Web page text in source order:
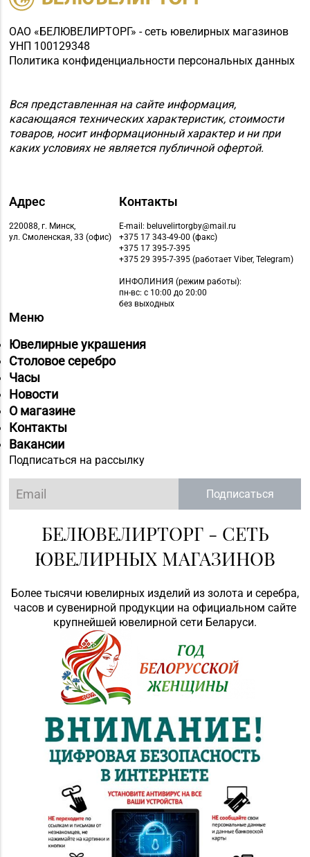
ОАО «БЕЛЮВЕЛИРТОРГ» - сеть ювелирных магазинов
УНП 100129348
Политика конфиденциальности персональных данных
Вся представленная на сайте информация,
касающаяся технических характеристик, стоимости
товаров, носит информационный характер и ни при
каких условиях не является публичной офертой.
Адрес
220088, г. Минск,
ул. Смоленская, 33 (офис)
Контакты
E-mail: beluvelirtorgby@mail.ru
+375 17 343-49-00 (факс)
+375 17 395-7-395
+375 29 395-7-395 (работает Viber, Telegram)
ИНФОЛИНИЯ (режим работы):
пн-вс: с 10:00 до 20:00
без выходных
Меню
Ювелирные украшения
Столовое серебро
Часы
Новости
О магазине
Контакты
Вакансии
Подписаться на рассылку
Подписаться
БЕЛЮВЕЛИРТОРГ - СЕТЬ
ЮВЕЛИРНЫХ МАГАЗИНОВ
Более тысячи ювелирных изделий из золота и серебра,
часов и сувенирной продукции на официальном сайте
крупнейшей ювелирной сети Беларуси.